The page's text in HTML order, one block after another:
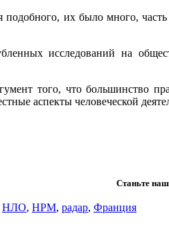
подобного, их было много,
исследований на
того, что большинство
аспекты человеческой
Станьте
НЛО, НРМ, радар, Франция